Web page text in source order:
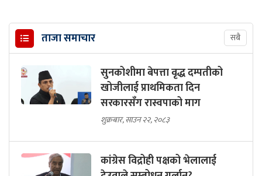
ताजा समाचार सबै
सुनकोशीमा बेपत्ता वृद्ध दम्पतीको
खोजीलाई प्राथमिकता दिन
सरकारसँग रास्वपाको माग
शुक्रबार, साउन २२, २०८३
कांग्रेस विद्रोही पक्षको भेलालाई